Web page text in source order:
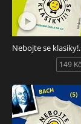
Nebojte se
149 Kč